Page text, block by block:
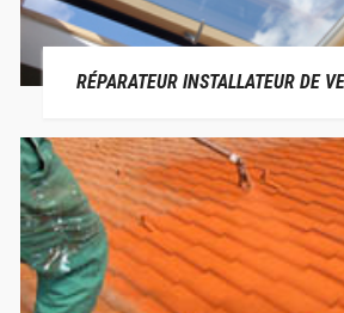
RÉPARATEUR INSTALLATEUR DE